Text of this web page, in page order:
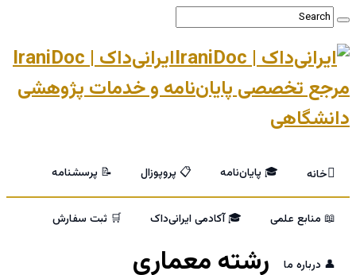
ایرانی‌داک | IraniDoc
مرجع تخصصی پایان‌نامه و خدمات پژوهشی
دانشگاهی
خانه 🎓 پایان‌نامه 📋 پروپوزال 📝 پرسشنامه
📖 منابع علمی 🎓 آکادمی ایرانی‌داک 🛒 ثبت سفارش
👤 درباره ما رشته معماری